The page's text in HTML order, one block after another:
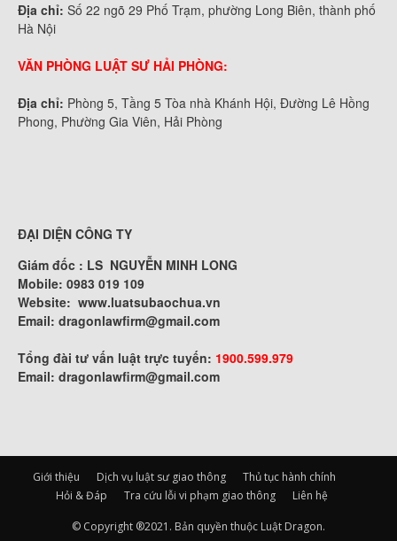
Địa chỉ: Số 22 ngõ 29 Phố Trạm, phường Long Biên, thành phố
Hà Nội
VĂN PHÒNG LUẬT SƯ HẢI PHÒNG:
Địa chỉ: Phòng 5, Tầng 5 Tòa nhà Khánh Hội, Đường Lê Hồng
Phong, Phường Gia Viên, Hải Phòng
ĐẠI DIỆN CÔNG TY
Giám đốc : LS NGUYỄN MINH LONG
Mobile: 0983 019 109
Website: www.luatsubaochua.vn
Email: dragonlawfirm@gmail.com
Tổng đài tư vấn luật trực tuyến: 1900.599.979
Email: dragonlawfirm@gmail.com
Giới thiệu Dịch vụ luật sư giao thông
Thủ tục hành chính
Hỏi & Đáp
Tra cứu lỗi vi phạm giao thông Liên hệ
© Copyright ®2021. Bản quyền thuộc Luật Dragon.